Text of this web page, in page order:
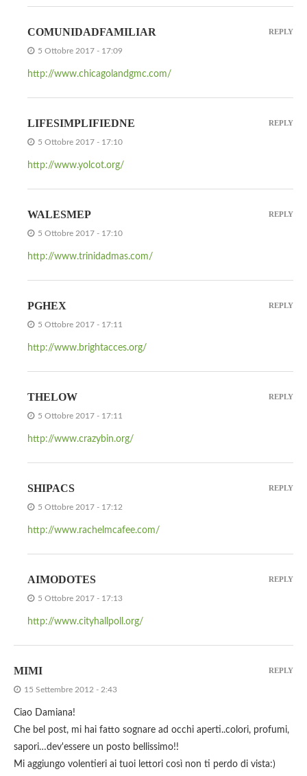
COMUNIDADFAMILIAR
5 Ottobre 2017 - 17:09
http://www.chicagolandgmc.com/
REPLY
LIFESIMPLIFIEDNE
5 Ottobre 2017 - 17:10
http://www.yolcot.org/
REPLY
WALESMEP
5 Ottobre 2017 - 17:10
http://www.trinidadmas.com/
REPLY
PGHEX
5 Ottobre 2017 - 17:11
http://www.brightacces.org/
REPLY
THELOW
5 Ottobre 2017 - 17:11
http://www.crazybin.org/
REPLY
SHIPACS
5 Ottobre 2017 - 17:12
http://www.rachelmcafee.com/
REPLY
AIMODOTES
5 Ottobre 2017 - 17:13
http://www.cityhallpoll.org/
REPLY
MIMI
15 Settembre 2012 - 2:43
Ciao Damiana!
Che bel post, mi hai fatto sognare ad occhi aperti..colori, profumi,
sapori…dev'essere un posto bellissimo!!
Mi aggiungo volentieri ai tuoi lettori così non ti perdo di vista:)
REPLY